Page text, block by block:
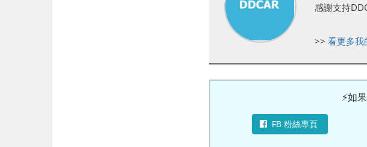
感謝支持
>> 看更多我
⚡如
FB 粉絲專頁